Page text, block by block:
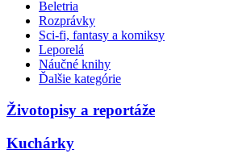
Beletria
Rozprávky
Sci-fi, fantasy a komiksy
Leporelá
Náučné knihy
Ďalšie kategórie
Životopisy a reportáže
Kuchárky